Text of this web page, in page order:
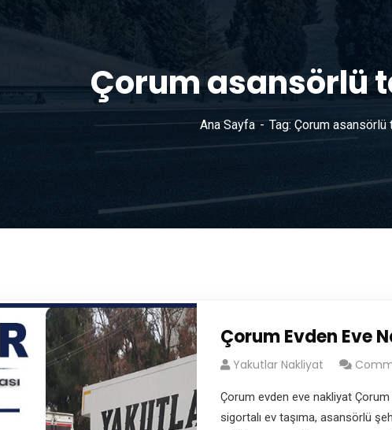
Çorum asansörlü
Ana Sayfa Tag: Çorum asansörlü
Çorum Evden Eve
Yakutlar Nakliyat
Çorum evden eve nakliyat
sigortalı ev taşıma, asansörlü